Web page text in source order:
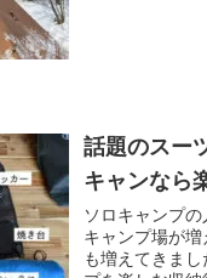
話題のスー
キャンなら
ソロキャンプ
キャンプ場が
も増えてきま